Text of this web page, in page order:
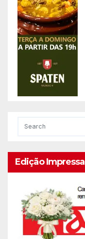
Edição Impressa